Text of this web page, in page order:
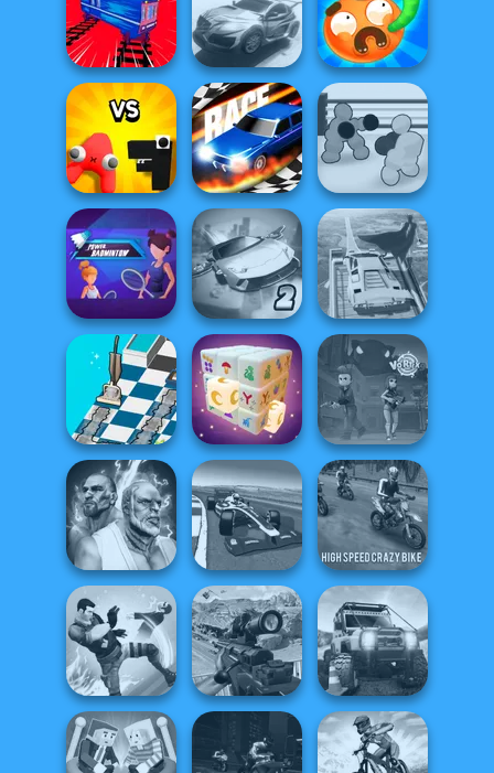
Mini Golf Saga
Horde Hunters
Moto Cabbie
Simulator
Worm Out: Brain
Teaser Games
Rally Point 3
Train Drift
Boxing Gang
Stars
Drag Race 3D
Alphabet: Merge
And Fight
Super Hero
Driving School
Ultimate Flying
Car 2
Power
Badminton
Vortex 9
Mystic Mahjong
Dusty Maze
Hunter
High Speed Crazy
Bike
Grand Extreme
Racing
Fighter Legends
Duo